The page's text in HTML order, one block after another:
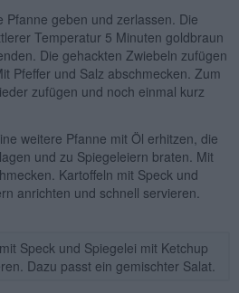
Pfanne geben und zerlassen. Die
Temperatur 5 Minuten goldbraun
Die gehackten Zwiebeln zufügen
Pfeffer und Salz abschmecken. Zum
zufügen und noch einmal kurz
weitere Pfanne mit Öl erhitzen, die
und zu Spiegeleiern braten. Mit
Kartoffeln mit Speck und
anrichten und schnell servieren.
Speck und Spiegelei mit Ketchup
Dazu passt ein gemischter Salat.